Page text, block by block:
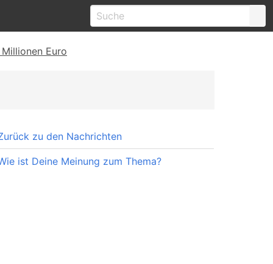
Euro
zu den Nachrichten
ist Deine Meinung zum Thema?